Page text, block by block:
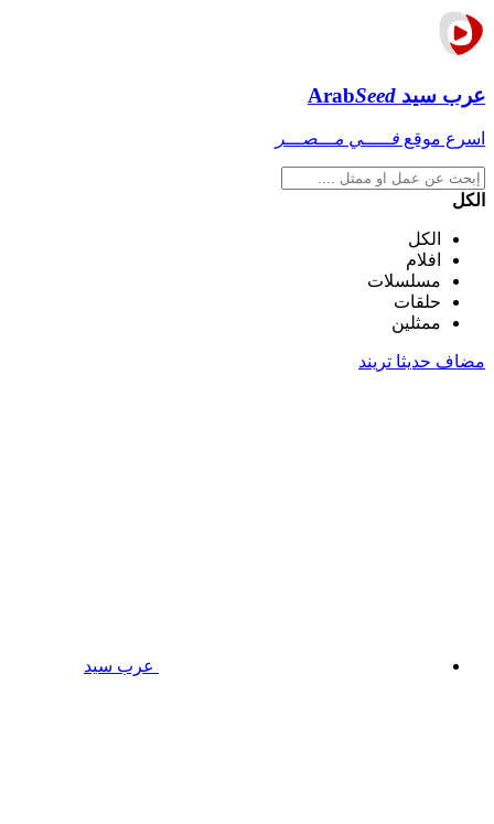
عرب سيد ArabSeed
اسرع موقع فـــــي مـــصـــر
الكل
الكل
افلام
مسلسلات
حلقات
ممثلين
مضاف حديثا تريند
عرب سيد